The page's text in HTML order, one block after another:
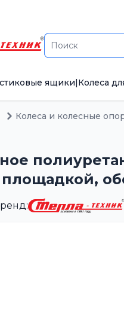
ящики|Колеса
Колеса и колесные
площадкой,